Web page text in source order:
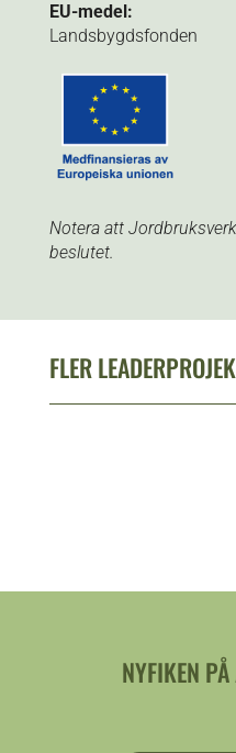
EU-medel:
Landsbygdsfonden
Notera att
beslutet.
FLER
NYFIKEN PÅ